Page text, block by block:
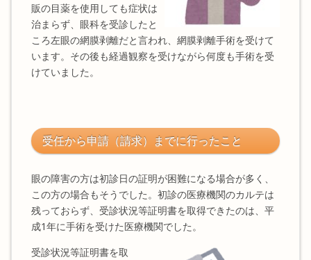
販の目薬を使用しても症状は
治まらず、眼科を受診したと
ころ左眼の網膜剥離だと言われ、網膜剥離手術を受けて
います。その後も経過観察を受けながら何度も手術を受
けていました。
受任から申請（請求）までに行ったこと
眼の障害の方は初診日の証明が困難になる場合が多く、
この方の場合もそうでした。初診の医療機関のカルテは
残っておらず、受診状況等証明書を取得できたのは、平
成1年に手術を受けた医療機関でした。
受診状況等証明書を取